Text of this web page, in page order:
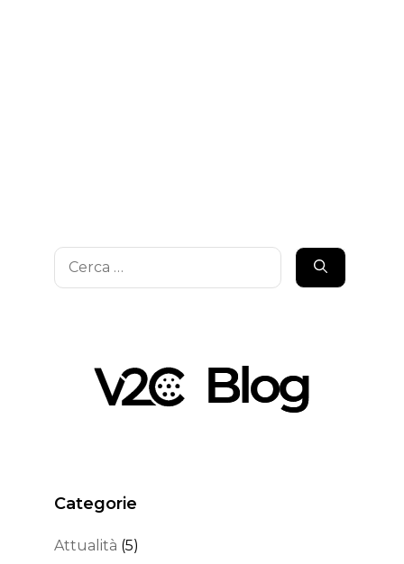
Ricerca
per:
Categorie
Attualità (5)